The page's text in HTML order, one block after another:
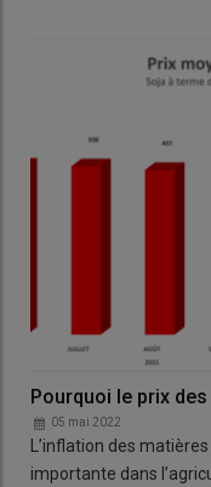
Pourquoi le prix
05 mai 2022
L’inflation des
importante dans